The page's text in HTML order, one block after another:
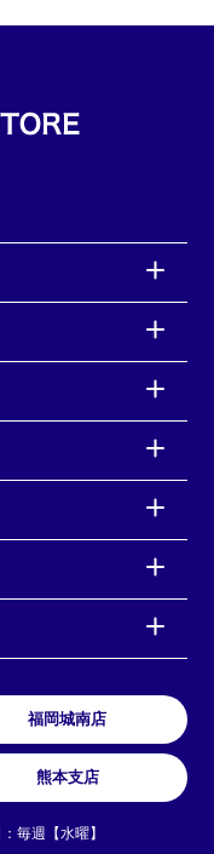
福岡城南店
熊本支店
毎週【水曜】